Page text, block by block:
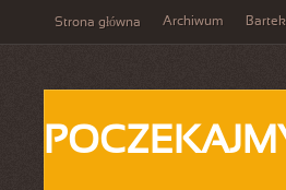
Strona główna Archiwum Bartek